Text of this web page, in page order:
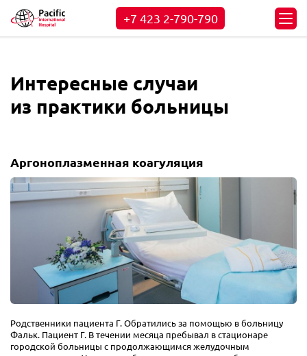
+7 423 2-790-790
Интересные случаи
из практики больницы
Аргоноплазменная коагуляция
Родственники пациента Г. Обратились за помощью в больницу
Фальк. Пациент Г. В течении месяца пребывал в стационаре
городской больницы с продолжающимся желудочным